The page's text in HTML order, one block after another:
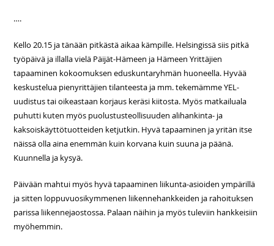
….
Kello 20.15 ja tänään pitkästä aikaa kämpille. Helsingissä siis pitkä
työpäivä ja illalla vielä Päijät-Hämeen ja Hämeen Yrittäjien
tapaaminen kokoomuksen eduskuntaryhmän huoneella. Hyvää
keskustelua pienyrittäjien tilanteesta ja mm. tekemämme YEL-
uudistus tai oikeastaan korjaus keräsi kiitosta. Myös matkailuala
puhutti kuten myös puolustusteollisuuden alihankinta- ja
kaksoiskäyttötuotteiden ketjutkin. Hyvä tapaaminen ja yritän itse
näissä olla aina enemmän kuin korvana kuin suuna ja päänä.
Kuunnella ja kysyä.
Päivään mahtui myös hyvä tapaaminen liikunta-asioiden ympärillä
ja sitten loppuvuosikymmenen liikennehankkeiden ja rahoituksen
parissa liikennejaostossa. Palaan näihin ja myös tuleviin hankkeisiin
myöhemmin.